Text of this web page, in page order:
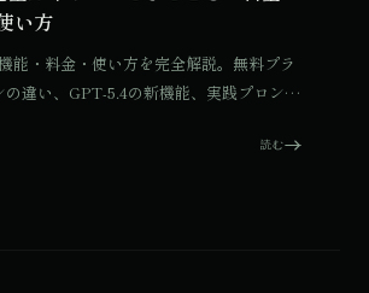
い方
能・料金・使い方を完全解説。無料プラ
の違い、GPT-5.4の新機能、実践プロンプ
読む